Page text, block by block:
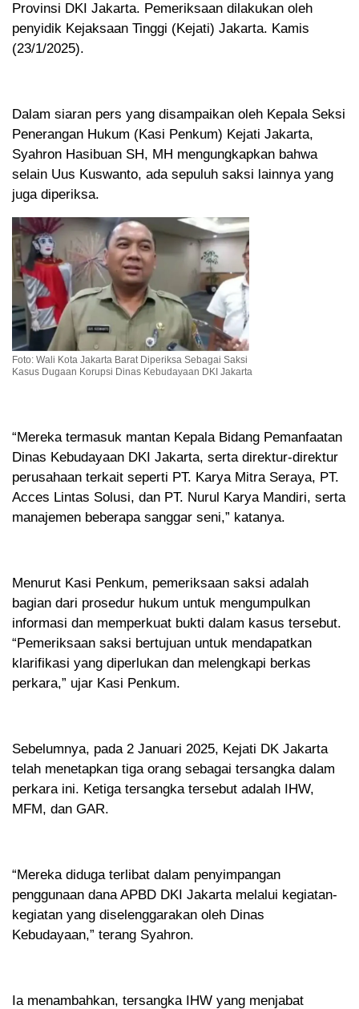
Provinsi DKI Jakarta. Pemeriksaan dilakukan oleh
penyidik Kejaksaan Tinggi (Kejati) Jakarta. Kamis
(23/1/2025).
Dalam siaran pers yang disampaikan oleh Kepala Seksi
Penerangan Hukum (Kasi Penkum) Kejati Jakarta,
Syahron Hasibuan SH, MH mengungkapkan bahwa
selain Uus Kuswanto, ada sepuluh saksi lainnya yang
juga diperiksa.
Foto: Wali Kota Jakarta Barat Diperiksa Sebagai Saksi
Kasus Dugaan Korupsi Dinas Kebudayaan DKI Jakarta
“Mereka termasuk mantan Kepala Bidang Pemanfaatan
Dinas Kebudayaan DKI Jakarta, serta direktur-direktur
perusahaan terkait seperti PT. Karya Mitra Seraya, PT.
Acces Lintas Solusi, dan PT. Nurul Karya Mandiri, serta
manajemen beberapa sanggar seni,” katanya.
Menurut Kasi Penkum, pemeriksaan saksi adalah
bagian dari prosedur hukum untuk mengumpulkan
informasi dan memperkuat bukti dalam kasus tersebut.
“Pemeriksaan saksi bertujuan untuk mendapatkan
klarifikasi yang diperlukan dan melengkapi berkas
perkara,” ujar Kasi Penkum.
Sebelumnya, pada 2 Januari 2025, Kejati DK Jakarta
telah menetapkan tiga orang sebagai tersangka dalam
perkara ini. Ketiga tersangka tersebut adalah IHW,
MFM, dan GAR.
“Mereka diduga terlibat dalam penyimpangan
penggunaan dana APBD DKI Jakarta melalui kegiatan-
kegiatan yang diselenggarakan oleh Dinas
Kebudayaan,” terang Syahron.
Ia menambahkan, tersangka IHW yang menjabat